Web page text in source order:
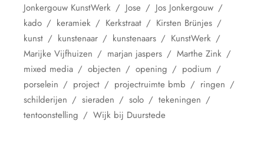
Jonkergouw KunstWerk
Jose
Jos Jonkergouw
kado
keramiek Kerkstraat
Kirsten Brünjes
kunst
kunstenaar kunstenaars
KunstWerk
Marijke Vijfhuizen
marjan jaspers
Marthe Zink
mixed media
objecten opening
podium
porselein
project projectruimte bmb
ringen
schilderijen
sieraden solo
tekeningen
tentoonstelling
Wijk bij Duurstede